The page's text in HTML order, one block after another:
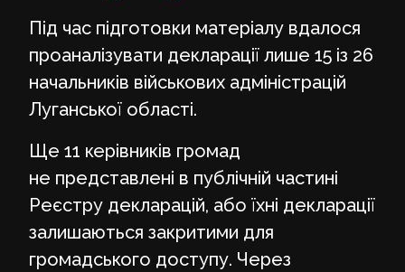
Під час підготовки матеріалу вдалося
проаналізувати декларації лише 15 із 26
начальників військових адміністрацій
Луганської області.
Ще 11 керівників громад
не представлені в публічній частині
Реєстру декларацій, або їхні декларації
залишаються закритими для
громадського доступу. Через